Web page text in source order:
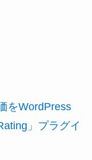
をWordPress
」プラグイ